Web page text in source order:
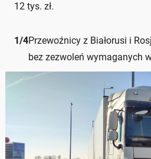
12 tys. zł.
1/4Przewoźnicy z Białorusi i
bez zezwoleń wymaganych